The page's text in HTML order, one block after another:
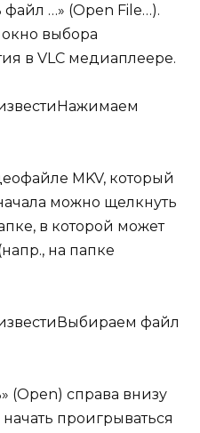
…» (Open File…).
выбора
в VLC медиаплеере.
Нажимаем
MKV, который
можно щелкнуть
в которой может
на папке
Выбираем файл
(Open) справа внизу
проигрываться